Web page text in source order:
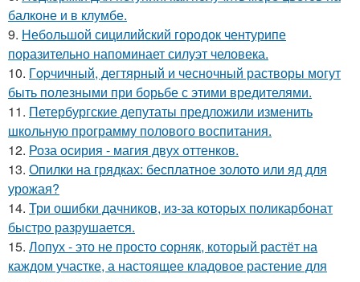
балконе и в клумбе.
9. Небольшой сицилийский городок чентурипе
поразительно напоминает силуэт человека.
10. Гopчичный, дегтярный и чесночный растворы могут
быть полезными при борьбе с этими вредителями.
11. Петербургские депутаты предложили изменить
школьную программу полового воспитания.
12. Роза осирия - магия двух оттенков.
13. Опилки на грядках: бесплатное золото или яд для
урожая?
14. Три ошибки дачников, из-за которых поликарбонат
быстро разрушается.
15. Лопух - это не просто сорняк, который растёт на
каждом участке, а настоящее кладовое растение для